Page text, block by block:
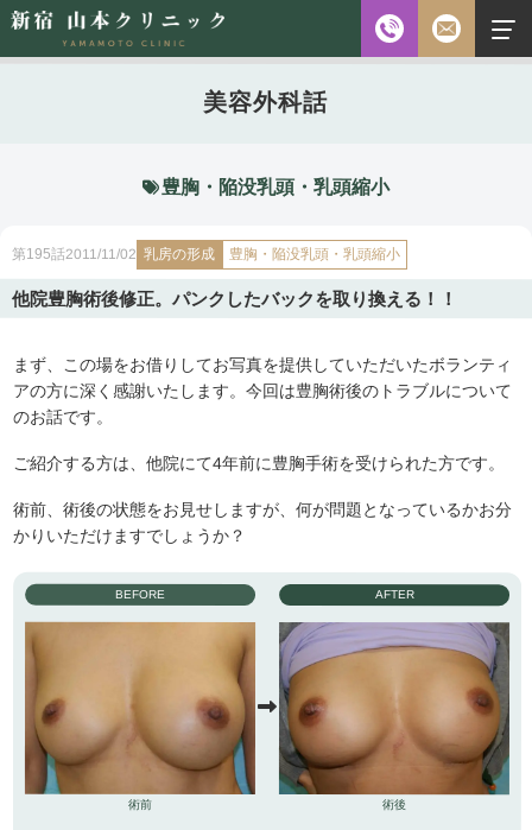
お電話
休診日 水・日・祝日
ご予約前に必ず下記のページをご確認ください。
ご予約について
無料相談
※初診の方専用
メールフォーム
ご予約・
お問い合わせ
美容外科話
豊胸・陥没乳頭・乳頭縮小
第195話2011/11/02 乳房の形成 豊胸・陥没乳頭・乳頭縮小
他院豊胸術後修正。パンクしたバックを取り換える！！
まず、この場をお借りしてお写真を提供していただいたボランティ
アの方に深く感謝いたします。今回は豊胸術後のトラブルについて
のお話です。
ご紹介する方は、他院にて4年前に豊胸手術を受けられた方です。
術前、術後の状態をお見せしますが、何が問題となっているかお分
かりいただけますでしょうか？
BEFORE
術前
AFTER
術後